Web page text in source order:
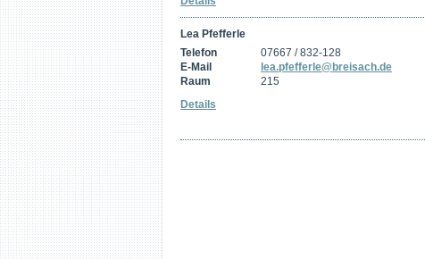
Lea Pfefferle
Telefon
07667 / 832-128
E-Mail
lea.pfefferle@breisach.de
Raum
215
Details